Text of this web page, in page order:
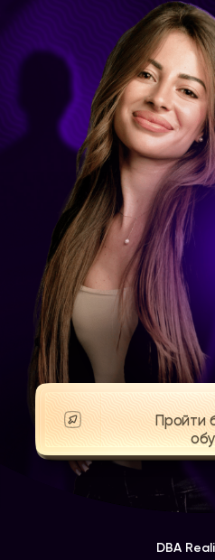
Пройти бесплатное
обучение
Политика конфиденциальности
DBA Realizator